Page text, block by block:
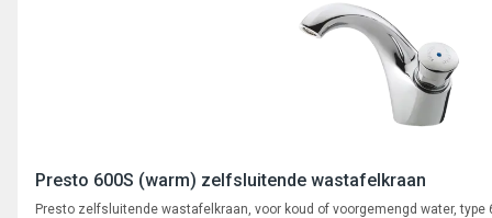
Presto 600S (warm) zelfsluitende wastafelkraan
Presto zelfsluitende wastafelkraan, voor koud of voorgemengd water, type